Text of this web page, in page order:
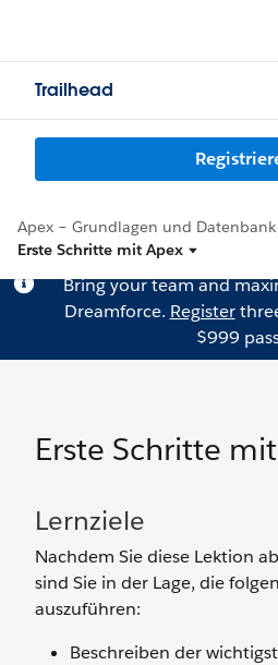
Trailhead
Apex – Grundlagen und Datenbank
Erste Schritte mit Apex
Bring your team and
Dreamforce. Register
$999
Erste Schritte
Lernziele
Nachdem Sie diese Lektion
sind Sie in der Lage, die
auszuführen:
Beschreiben der